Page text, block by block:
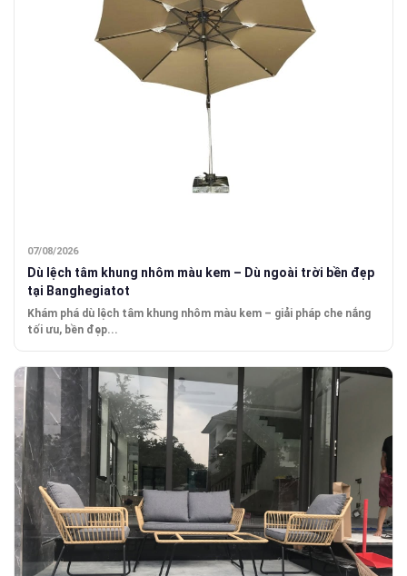
07/08/2026
Dù lệch tâm khung nhôm màu kem – Dù ngoài trời bền đẹp
tại Banghegiatot
Khám phá dù lệch tâm khung nhôm màu kem – giải pháp che nắng
tối ưu, bền đẹp...